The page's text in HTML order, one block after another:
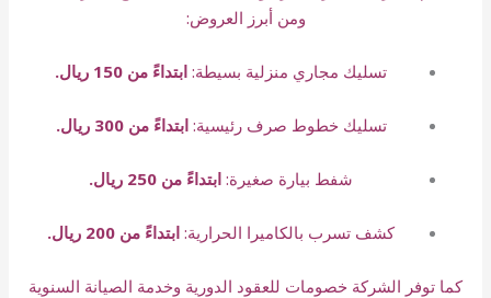
ومن أبرز العروض:
تسليك مجاري منزلية بسيطة: ابتداءً من 150 ريال.
تسليك خطوط صرف رئيسية:ابتداءً من 300 ريال.
شفط بيارة صغيرة: ابتداءً من 250 ريال.
كشف تسرب بالكاميرا الحرارية: ابتداءً من 200 ريال.
كما توفر الشركة خصومات للعقود الدورية وخدمة الصيانة السنوية